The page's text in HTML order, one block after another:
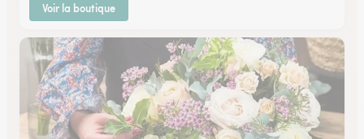
Voir la boutique